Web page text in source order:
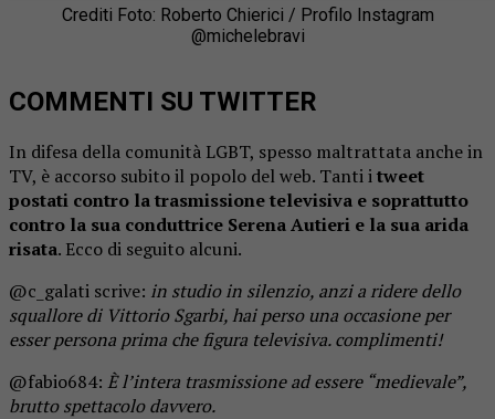
Crediti Foto: Roberto Chierici / Profilo Instagram
@michelebravi
COMMENTI SU TWITTER
In difesa della comunità LGBT, spesso maltrattata anche in
TV, è accorso subito il popolo del web. Tanti itweet
postati contro la trasmissione televisiva e soprattutto
contro la sua conduttrice Serena Autieri e la sua arida
risata. Ecco di seguito alcuni.
@c_galati scrive: in studio in silenzio, anzi a ridere dello
squallore di Vittorio Sgarbi, hai perso una occasione per
esser persona prima che figura televisiva. complimenti!
@fabio684: È l’intera trasmissione ad essere “medievale”,
brutto spettacolo davvero.